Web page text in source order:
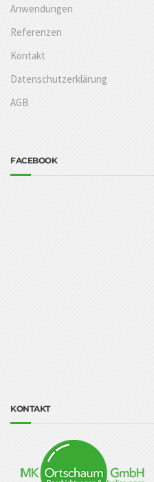
Anwendungen
Referenzen
Kontakt
Datenschutzerklärung
AGB
FACEBOOK
KONTAKT